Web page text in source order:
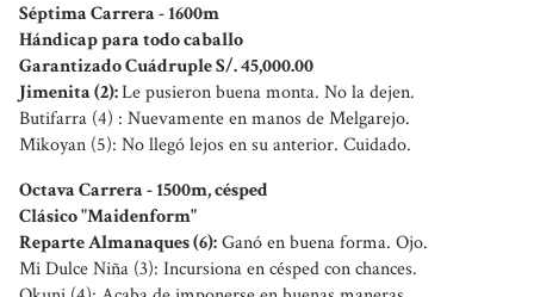
Séptima Carrera - 1600m
Hándicap para todo caballo
Garantizado Cuádruple S/. 45,000.00
Jimenita (2):Le pusieron buena monta. No la dejen.
Butifarra (4) : Nuevamente en manos de Melgarejo.
Mikoyan (5): No llegó lejos en su anterior. Cuidado.
Octava Carrera - 1500m, césped
Clásico "Maidenform"
Reparte Almanaques (6):Ganó en buena forma. Ojo.
Mi Dulce Niña (3): Incursiona en césped con chances.